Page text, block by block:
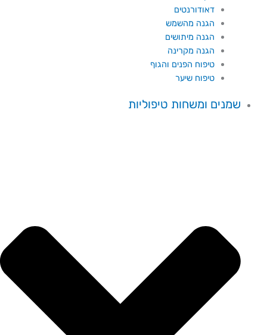
דאודורנטים
הגנה מהשמש
הגנה מיתושים
הגנה מקרינה
טיפוח הפנים והגוף
טיפוח שיער
שמנים ומשחות טיפוליות